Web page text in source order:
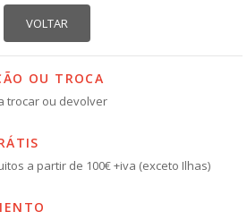
OU TROCA
trocar ou devolver
a partir de 100€ +iva (exceto Ilhas)